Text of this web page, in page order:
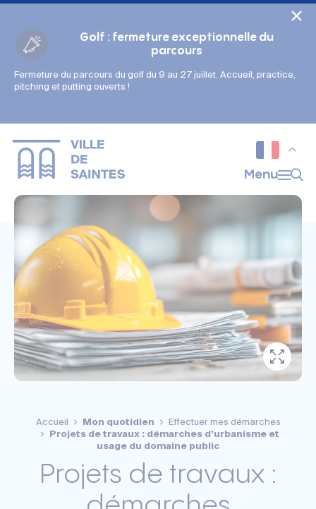
Golf : fermeture exceptionnelle du
parcours
Fermeture du parcours du golf du 9 au 27 juillet. Accueil, practice,
pitching et putting ouverts !
Menu
Accueil Mon quotidien
Effectuer mes démarches
Projets de travaux : démarches d’urbanisme et
usage du domaine public
Projets de travaux :
Gestion des couleurs :
Police adaptée (dyslexie) :
Interlignage :
Par défaut
Augmenté
Alignement du texte :
Taille du texte :
Très petite
Petite
Très grande
Affichage des images & vidéos :
Par défaut
Masquées
Cookies management panel